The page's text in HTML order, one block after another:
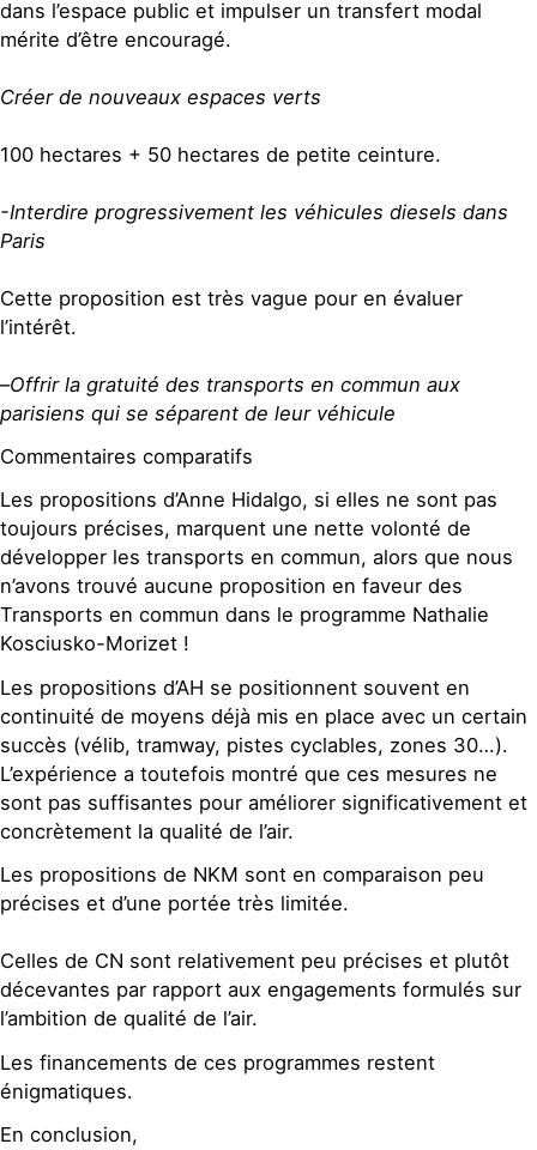
dans l’espace public et impulser un transfert modal
mérite d’être encouragé.
Créer de nouveaux espaces verts
100 hectares + 50 hectares de petite ceinture.
-Interdire progressivement les véhicules diesels dans
Paris
Cette proposition est très vague pour en évaluer
l’intérêt.
–Offrir la gratuité des transports en commun aux
parisiens qui se séparent de leur véhicule
Commentaires comparatifs
Les propositions d’Anne Hidalgo, si elles ne sont pas
toujours précises, marquent une nette volonté de
développer les transports en commun, alors que nous
n’avons trouvé aucune proposition en faveur des
Transports en commun dans le programme Nathalie
Kosciusko-Morizet !
Les propositions d’AH se positionnent souvent en
continuité de moyens déjà mis en place avec un certain
succès (vélib, tramway, pistes cyclables, zones 30…).
L’expérience a toutefois montré que ces mesures ne
sont pas suffisantes pour améliorer significativement et
concrètement la qualité de l’air.
Les propositions de NKM sont en comparaison peu
précises et d’une portée très limitée.
Celles de CN sont relativement peu précises et plutôt
décevantes par rapport aux engagements formulés sur
l’ambition de qualité de l’air.
Les financements de ces programmes restent
énigmatiques.
En conclusion,